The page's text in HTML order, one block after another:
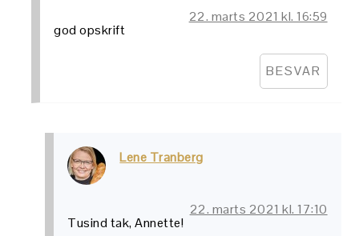
22. marts 2021 kl. 16:59
god opskrift
BESVAR
Lene Tranberg
22. marts 2021 kl. 17:10
Tusind tak, Annette!